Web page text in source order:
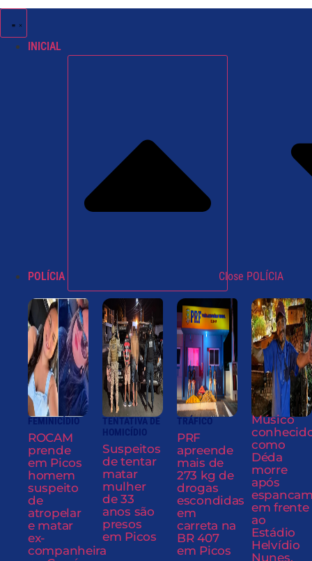
INICIAL
POLÍCIA Close POLÍCIA
FEMINICÍDIO
ROCAM
prende
em Picos
homem
suspeito
de
atropelar
e matar
ex-
companheira
TENTATIVA DE
HOMICÍDIO
Suspeitos
de tentar
matar
mulher
de 33
anos são
presos
em Picos
TRÁFICO
PRF
apreende
mais de
273 kg de
drogas
escondidas
em
carreta na
BR 407
em Picos
Músico
como
Déda
morre
após
em frente
ao
Estádio
Helvídio
Nunes,